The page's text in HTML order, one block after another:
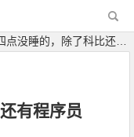
没睡的，除了科比还有程序员
有程序员